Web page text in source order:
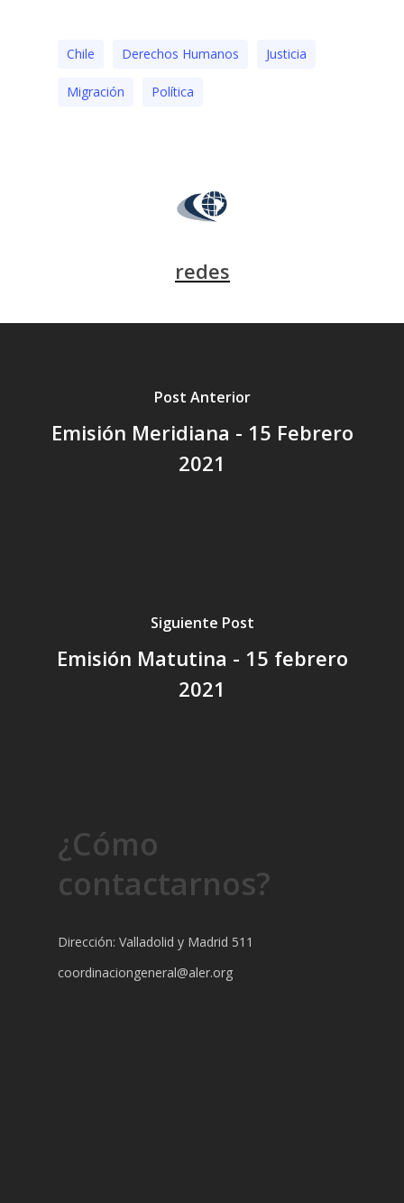
Chile Derechos Humanos Justicia
Migración Polí­tica
redes
Post Anterior
Emisión Meridiana - 15 Febrero
2021
Siguiente Post
Emisión Matutina - 15 febrero
2021
¿Cómo
contactarnos?
Dirección: Valladolid y Madrid 511
coordinaciongeneral@aler.org